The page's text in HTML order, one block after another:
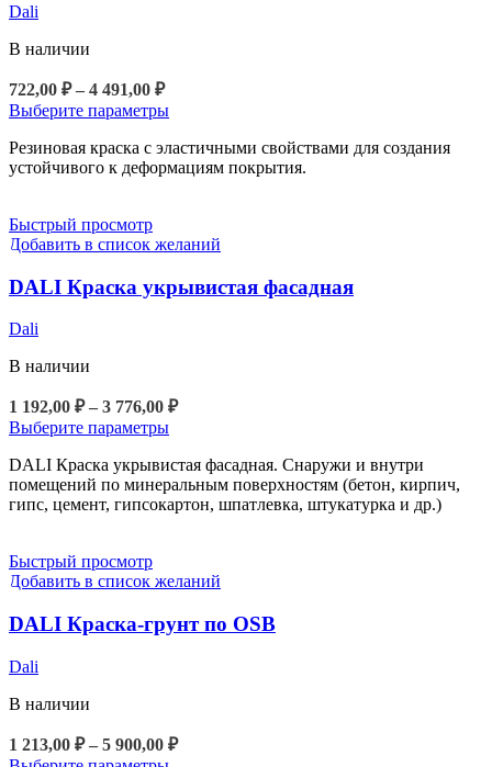
Dali
В наличии
722,00 ₽ – 4 491,00 ₽Диапазон
цен:
–
4
Выберите параметрыЭтот
имеет
несколько
выбрать
странице
Резиновая краска с эластичными свойствами для создания
устойчивого к деформациям покрытия.
Быстрый просмотр
Добавить в список желаний
DALI Краска укрывистая фасадная
Dali
В наличии
1 192,00 ₽ – 3 776,00 ₽Диапазон
192,00 ₽
–
3
Выберите параметрыЭтот
имеет
несколько
вариаций.
на
товара.
DALI Краска укрывистая фасадная. Снаружи и внутри
помещений по минеральным поверхностям (бетон, кирпич,
гипс, цемент, гипсокартон, шпатлевка, штукатурка и др.)
Быстрый просмотр
Добавить в список желаний
DALI Краска-грунт по OSB
Dali
В наличии
1 213,00 ₽ – 5 900,00 ₽Диапазон